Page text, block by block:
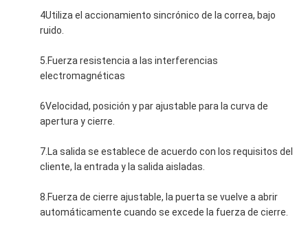
4Utiliza el accionamiento sincrónico de la correa, bajo
ruido.
5.Fuerza resistencia a las interferencias
electromagnéticas
6Velocidad, posición y par ajustable para la curva de
apertura y cierre.
7.La salida se establece de acuerdo con los requisitos del
cliente, la entrada y la salida aisladas.
8.Fuerza de cierre ajustable, la puerta se vuelve a abrir
automáticamente cuando se excede la fuerza de cierre.